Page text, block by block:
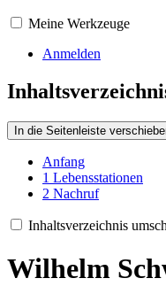
Meine Werkzeuge
Anmelden
In die Seitenleiste
Anfang
1 Lebensstationen
2 Nachruf
Inhaltsverzeichnis
Wilhelm